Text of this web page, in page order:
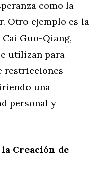
como la
Otro ejemplo es la
Guo-Qiang,
utilizan para
restricciones
una
personal y
Creación de